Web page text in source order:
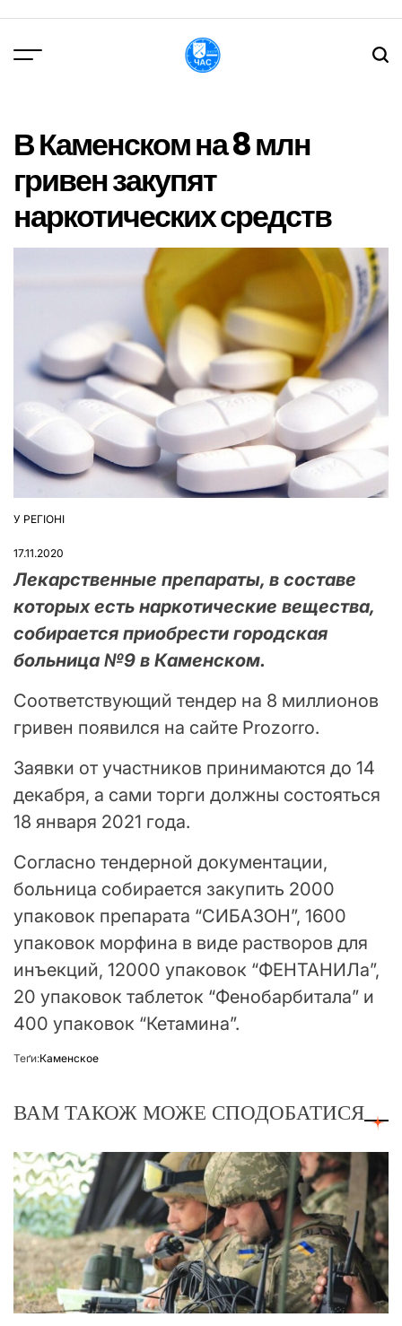
вмісту
В Каменском на 8 млн
гривен закупят
наркотических средств
ОПУБЛІКУВАТИ
У РЕГІОНІ
17.11.2020
Лекарственные препараты, в составе
которых есть наркотические вещества,
собирается приобрести городская
больница №9 в Каменском.
Соответствующий тендер на 8 миллионов
гривен появился на сайте Рrozorro.
Заявки от участников принимаются до 14
декабря, а сами торги должны состояться
18 января 2021 года.
Согласно тендерной документации,
больница собирается закупить 2000
упаковок препарата “СИБАЗОН”, 1600
упаковок морфина в виде растворов для
инъекций, 12000 упаковок “ФЕНТАНИЛа”,
20 упаковок таблеток “Фенобарбитала” и
400 упаковок “Кетамина”.
Теґи:Каменское
ВАМ ТАКОЖ МОЖЕ СПОДОБАТИСЯ